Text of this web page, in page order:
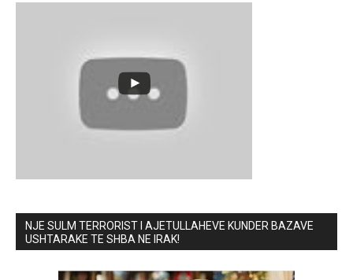
NJE SULM TERRORIST I AJETULLAHEVE KUNDER BAZAVE
USHTARAKE TE SHBA NE IRAK!